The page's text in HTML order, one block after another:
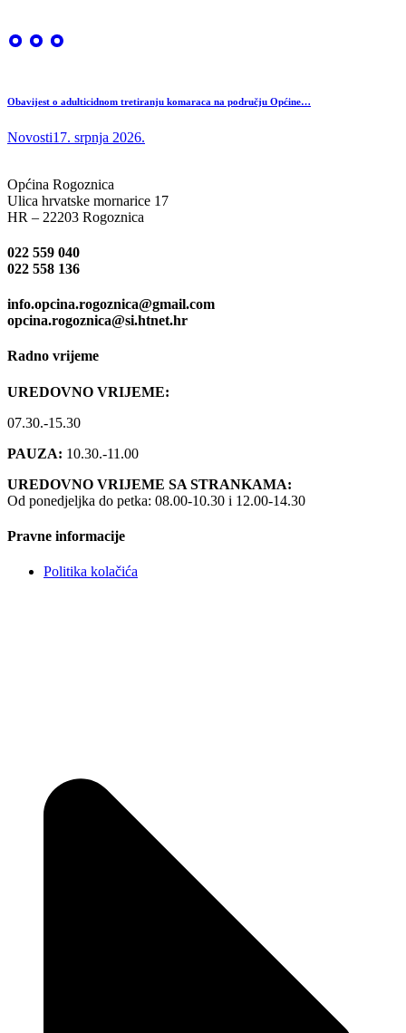
Obavijest o adulticidnom tretiranju komaraca na području Općine…
Novosti17. srpnja 2026.
Općina Rogoznica
Ulica hrvatske mornarice 17
HR – 22203 Rogoznica
022 559 040
022 558 136
info.opcina.rogoznica@gmail.com
opcina.rogoznica@si.htnet.hr
Radno vrijeme
UREDOVNO VRIJEME:
07.30.-15.30
PAUZA: 10.30.-11.00
UREDOVNO VRIJEME SA STRANKAMA:
Od ponedjeljka do petka: 08.00-10.30 i 12.00-14.30
Pravne informacije
Politika kolačića